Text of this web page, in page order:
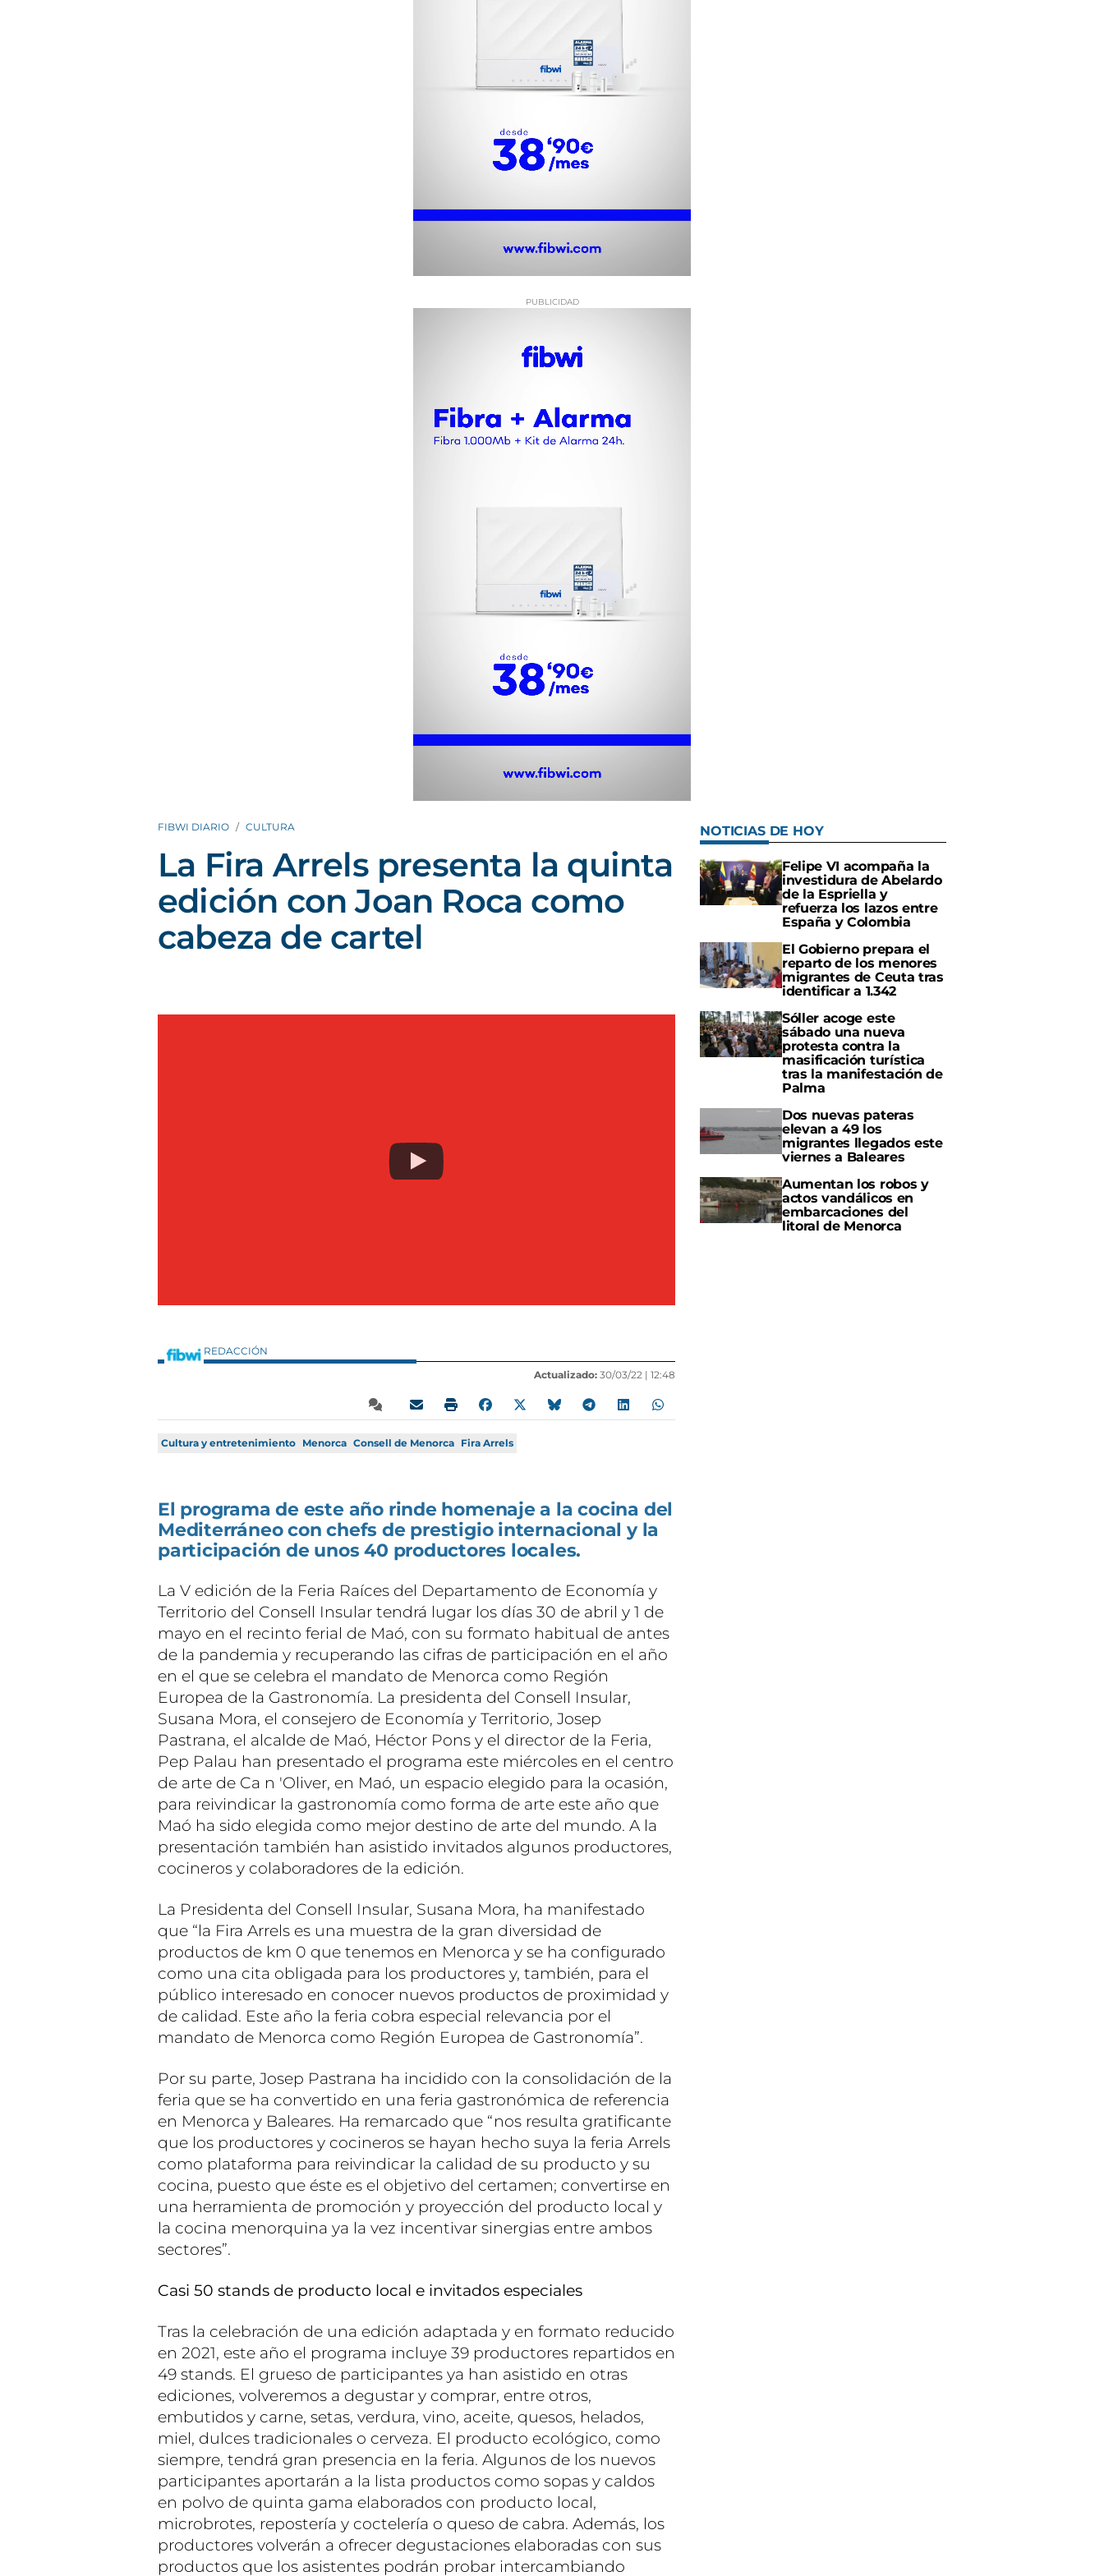
FIBWI DIARIO CULTURA
La Fira Arrels presenta la quinta
edición con Joan Roca como
cabeza de cartel
REDACCIÓN
Actualizado: 30/03/22 | 12:48
Cultura y entretenimiento Menorca Consell de Menorca Fira Arrels
El programa de este año rinde homenaje a la cocina del
Mediterráneo con chefs de prestigio internacional y la
participación de unos 40 productores locales.
La V edición de la Feria Raíces del Departamento de Economía y
Territorio del Consell Insular tendrá lugar los días 30 de abril y 1 de
mayo en el recinto ferial de Maó, con su formato habitual de antes
de la pandemia y recuperando las cifras de participación en el año
en el que se celebra el mandato de Menorca como Región
Europea de la Gastronomía. La presidenta del Consell Insular,
Susana Mora, el consejero de Economía y Territorio, Josep
Pastrana, el alcalde de Maó, Héctor Pons y el director de la Feria,
Pep Palau han presentado el programa este miércoles en el centro
de arte de Ca n 'Oliver, en Maó, un espacio elegido para la ocasión,
para reivindicar la gastronomía como forma de arte este año que
Maó ha sido elegida como mejor destino de arte del mundo. A la
presentación también han asistido invitados algunos productores,
cocineros y colaboradores de la edición.
La Presidenta del Consell Insular, Susana Mora, ha manifestado
que “la Fira Arrels es una muestra de la gran diversidad de
productos de km 0 que tenemos en Menorca y se ha configurado
como una cita obligada para los productores y, también, para el
público interesado en conocer nuevos productos de proximidad y
de calidad. Este año la feria cobra especial relevancia por el
mandato de Menorca como Región Europea de Gastronomía”.
Por su parte, Josep Pastrana ha incidido con la consolidación de la
feria que se ha convertido en una feria gastronómica de referencia
en Menorca y Baleares. Ha remarcado que “nos resulta gratificante
que los productores y cocineros se hayan hecho suya la feria Arrels
como plataforma para reivindicar la calidad de su producto y su
cocina, puesto que éste es el objetivo del certamen; convertirse en
una herramienta de promoción y proyección del producto local y
la cocina menorquina ya la vez incentivar sinergias entre ambos
sectores”.
Casi 50 stands de producto local e invitados especiales
Tras la celebración de una edición adaptada y en formato reducido
en 2021, este año el programa incluye 39 productores repartidos en
49 stands. El grueso de participantes ya han asistido en otras
ediciones, volveremos a degustar y comprar, entre otros,
embutidos y carne, setas, verdura, vino, aceite, quesos, helados,
miel, dulces tradicionales o cerveza. El producto ecológico, como
siempre, tendrá gran presencia en la feria. Algunos de los nuevos
participantes aportarán a la lista productos como sopas y caldos
en polvo de quinta gama elaborados con producto local,
microbrotes, repostería y coctelería o queso de cabra. Además, los
productores volverán a ofrecer degustaciones elaboradas con sus
productos que los asistentes podrán probar intercambiando
NOTICIAS DE HOY
Felipe VI acompaña la
investidura de Abelardo
de la Espriella y
refuerza los lazos entre
España y Colombia
El Gobierno prepara el
reparto de los menores
migrantes de Ceuta tras
identificar a 1.342
Sóller acoge este
sábado una nueva
protesta contra la
masificación turística
tras la manifestación de
Palma
Dos nuevas pateras
elevan a 49 los
migrantes llegados este
viernes a Baleares
Aumentan los robos y
actos vandálicos en
embarcaciones del
litoral de Menorca